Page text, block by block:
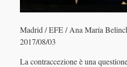
Madrid / EFE / Ana María
2017/08/03
La contraccezione è una